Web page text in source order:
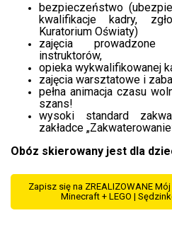
bezpieczeństwo
kwalifikacje kadry,
Kuratorium Oświaty)
zajęcia prowadzone
instruktorów,
opieka wykwalifikowanej
zajęcia warsztatowe i
pełna animacja czasu
szans!
wysoki standard
zakładce
Obóz skierowany jest dla
Zapisz się na ZREALIZOWANE
Minecraft + LEGO |